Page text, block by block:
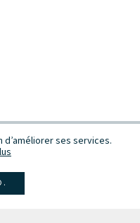
ses services.